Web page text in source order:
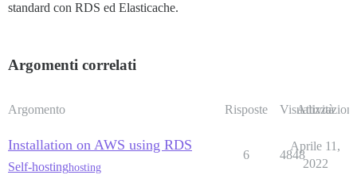
standard con RDS ed Elasticache.
Argomenti correlati
Argomento Risposte Visualizzazioni
Attività
Installation on AWS using RDS
Self-hostinghosting
6 4848
Aprile 11,
2022